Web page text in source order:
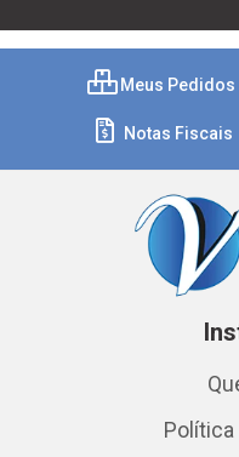
Meus Pedidos
Notas Fiscais
Política